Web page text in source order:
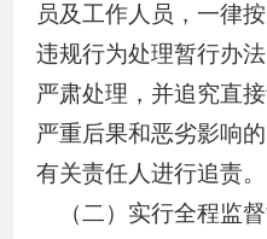
员及工作人员，一律
违规行为处理暂行办
严肃处理，并追究直
严重后果和恶劣影响
有关责任人进行追责。
（二）实行全程监